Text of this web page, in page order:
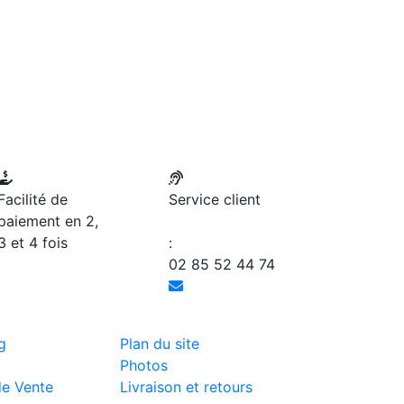
de
en 2,
et 4 fois
Service client
:
02 85 52 44 74
Plan du site
Photos
Vente
Livraison et retours